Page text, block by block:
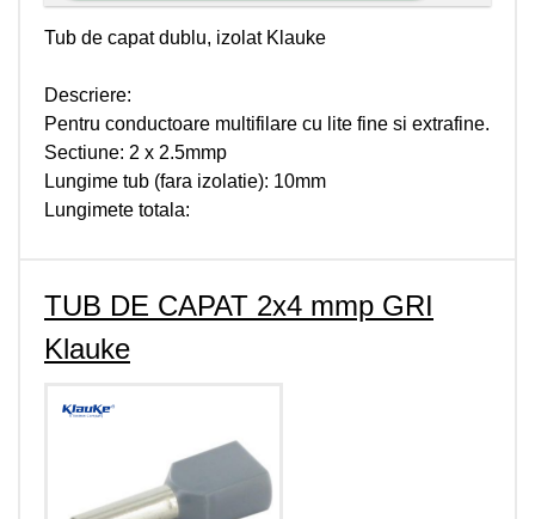
Tub de capat dublu, izolat Klauke
Descriere:
Pentru conductoare multifilare cu lite fine si extrafine.
Sectiune: 2 x 2.5mmp
Lungime tub (fara izolatie): 10mm
Lungimete totala:
TUB DE CAPAT 2x4 mmp GRI
Klauke